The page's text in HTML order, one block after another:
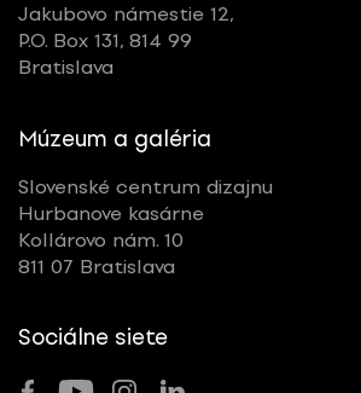
Jakubovo námestie 12,
P.O. Box 131, 814 99
Bratislava
Múzeum a galéria
Slovenské centrum dizajnu
Hurbanove kasárne
Kollárovo nám. 10
811 07 Bratislava
Sociálne siete